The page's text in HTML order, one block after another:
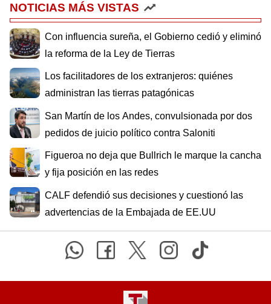
NOTICIAS MÁS VISTAS
Con influencia sureña, el Gobierno cedió y eliminó
la reforma de la Ley de Tierras
Los facilitadores de los extranjeros: quiénes
administran las tierras patagónicas
San Martín de los Andes, convulsionada por dos
pedidos de juicio político contra Saloniti
Figueroa no deja que Bullrich le marque la cancha
y fija posición en las redes
CALF defendió sus decisiones y cuestionó las
advertencias de la Embajada de EE.UU